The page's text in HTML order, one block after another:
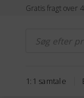
FortsætGratis fragt
search
1:1 samtale